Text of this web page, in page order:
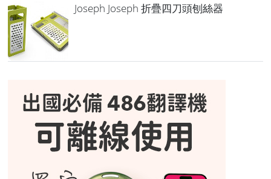
Joseph Joseph 折疊四刀頭刨絲器